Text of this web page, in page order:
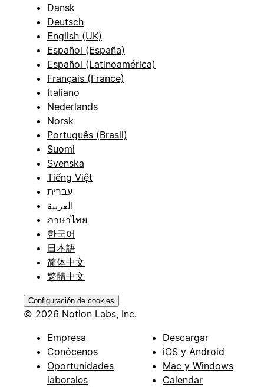
Dansk
Deutsch
English (UK)
Español (España)
Español (Latinoamérica)
Français (France)
Italiano
Nederlands
Norsk
Português (Brasil)
Suomi
Svenska
Tiếng Việt
עברית
العربية
ภาษาไทย
한국어
日本語
简体中文
繁體中文
Configuración de cookies
© 2026 Notion Labs, Inc.
Empresa
Conócenos
Oportunidades
laborales
Descargar
iOS y Android
Mac y Windows
Calendar